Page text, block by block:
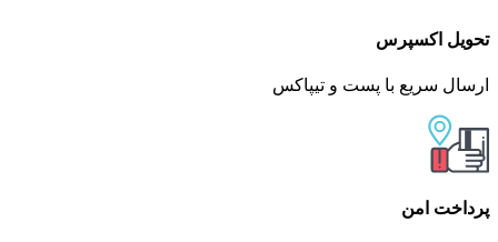
تحویل اکسپرس
ارسال سریع با پست و تیپاکس
پرداخت امن